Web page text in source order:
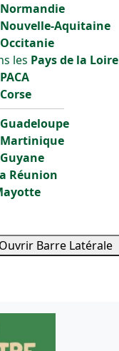
Normandie
Nouvelle-Aquitaine
Occitanie
les Pays de la Loire
PACA
Corse
Guadeloupe
Martinique
Guyane
Réunion
Ouvrir Barre Latérale